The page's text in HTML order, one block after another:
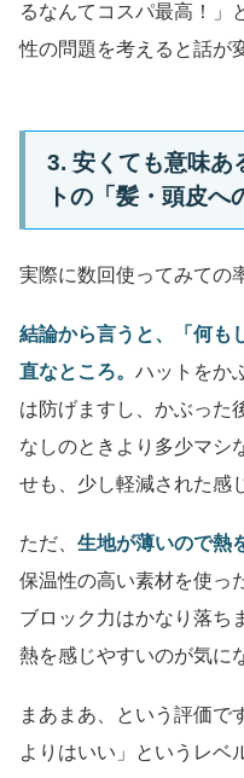
るなんてコスパ最高！」
性の問題を考えると話が
3. 安くても意味あ
トの「髪・頭皮
実際に数回使ってみての
結論から言うと、「何も
直なところ。 ハットをか
は防げますし、かぶった
なしのときより多少マシ
せも、少し軽減された感
ただ、 生地が薄いので熱
保温性の高い素材を使っ
ブロック力はかなり落ち
熱を感じやすいのが気に
まあまあ、という評価で
よりはいい」というレベ